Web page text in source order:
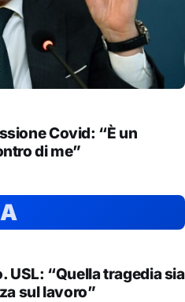
Covid: “È un
di me”
A
USL: “Quella tragedia sia
sul lavoro”